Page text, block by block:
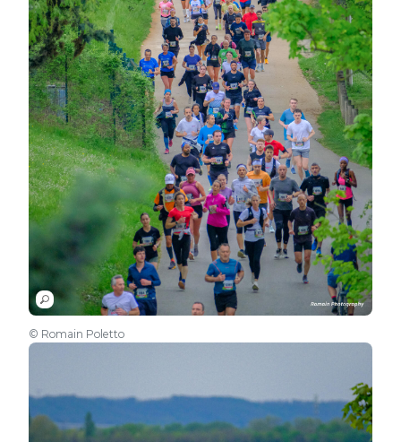
© Romain Poletto